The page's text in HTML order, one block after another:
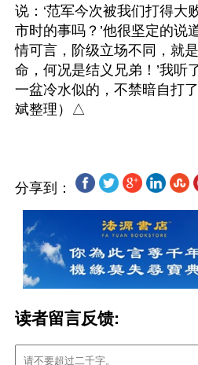
说：‘范军今次被我们打得大
市时的事吗？’他很坚定的说
情可言，阶级立场不同，就
命，何况是结义兄弟！’我听
一盆冷水似的，不禁暗自打
分享到：
读者留言反馈: